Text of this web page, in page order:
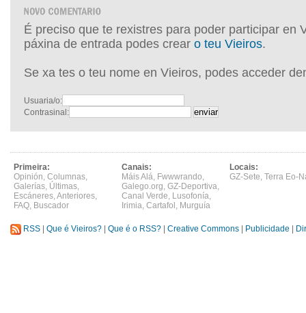
É preciso que te rexistres para poder participar en
páxina de entrada podes crear o teu Vieiros.
Se xa tes o teu nome en Vieiros, podes acceder
Usuaria/o:
Contrasinal:
Primeira:
Opinión, Columnas,
Galerías, Últimas,
Escáneres,Anteriores,
FAQ, Buscador
Canais:
Máis Alá, Fwwwrando,
Galego.org, GZ-Deportiva,
Canal Verde, Lusofonía,
Irimia, Cartafol , Murguía
Locais:
GZ-Sete, Terra Eo-
RSS Que é Vieiros? Que é o RSS? Creative Commons Publicidade